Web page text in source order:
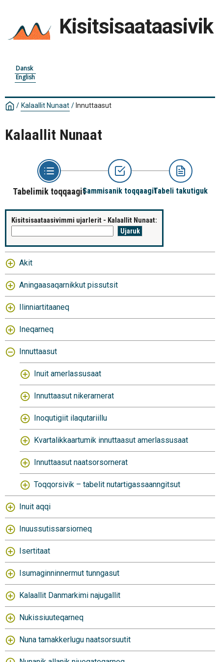
Kisitsisaataasivik
Dansk
English
/ Kalaallit Nunaat / Innuttaasut
Kalaallit Nunaat
Tabelimik toqqaagitSammisanik toqqaagitTabeli takutiguk
Kisitsisaataasivimmi ujarlerit - Kalaallit Nunaat:
Akit
Aningaasaqarnikkut pissutsit
Ilinniartitaaneq
Ineqarneq
Innuttaasut
Inuit amerlassusaat
Innuttaasut nikerarnerat
Inoqutigiit ilaqutariillu
Kvartalikkaartumik innuttaasut amerlassusaat
Innuttaasut naatsorsornerat
Toqqorsivik – tabelit nutartigassaanngitsut
Inuit aqqi
Inuussutissarsiorneq
Isertitaat
Isumaginninnermut tunngasut
Kalaallit Danmarkimi najugallit
Nukissiuuteqarneq
Nuna tamakkerlugu naatsorsuutit